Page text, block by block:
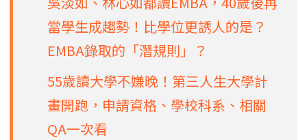
當學生成趨勢！比學位更誘人的是？
EMBA錄取的「潛規則」？
55歲讀大學不嫌晚！第三人生大學計
畫開跑，申請資格、學校科系、相關
QA一次看